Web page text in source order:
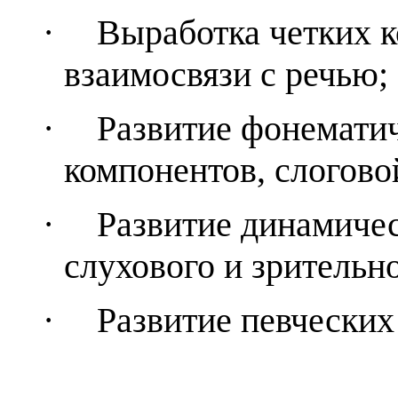
·
Выработка четких
взаимосвязи с речью;
·
Развитие
компонентов,
·
Развитие
слухового и
·
Развитие